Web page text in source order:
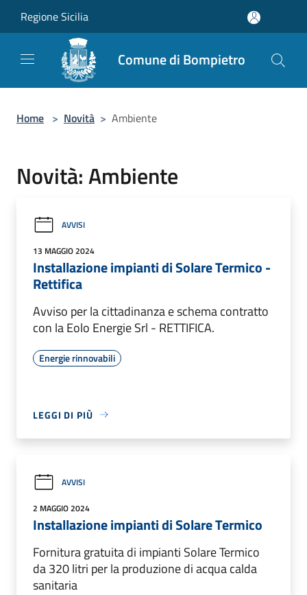
Regione Sicilia
Comune di Bompietro
Home > Novità > Ambiente
Novità: Ambiente
AVVISI
13 MAGGIO 2024
Installazione impianti di Solare Termico -
Rettifica
Avviso per la cittadinanza e schema contratto
con la Eolo Energie Srl - RETTIFICA.
Energie rinnovabili
LEGGI DI PIÙ
AVVISI
2 MAGGIO 2024
Installazione impianti di Solare Termico
Fornitura gratuita di impianti Solare Termico
da 320 litri per la produzione di acqua calda
sanitaria